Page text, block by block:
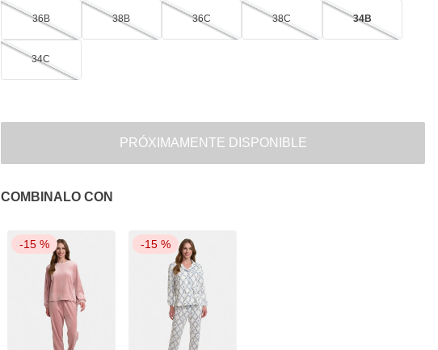
36B 38B 36C 38C 34B
34C
PRÓXIMAMENTE DISPONIBLE
COMBINALO CON
-15 % -15 %